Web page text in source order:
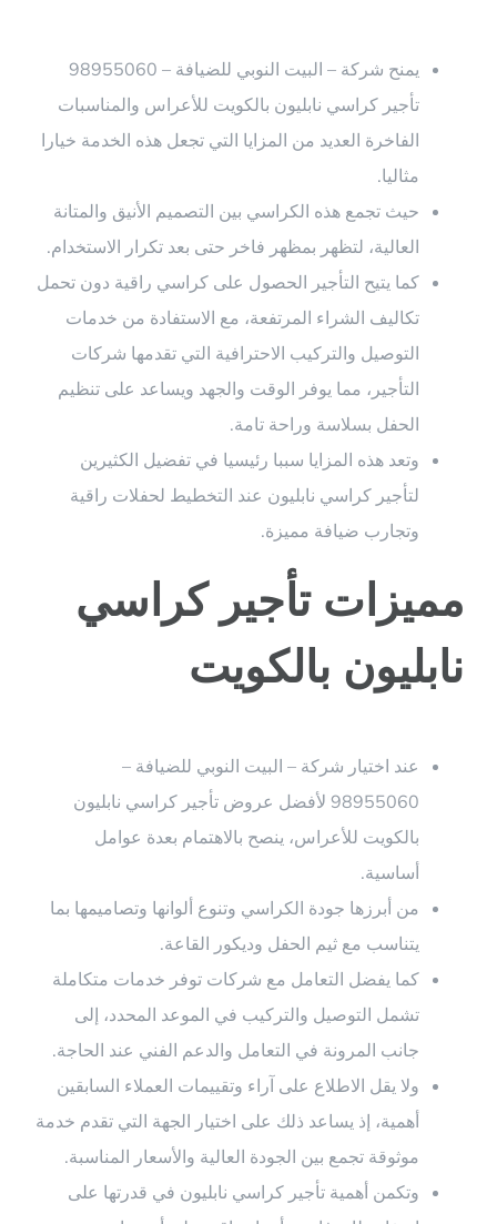
يمنح شركة – البيت النوبي للضيافة – 98955060
تأجير كراسي نابليون بالكويت للأعراس والمناسبات
الفاخرة العديد من المزايا التي تجعل هذه الخدمة خيارا
مثاليا.
حيث تجمع هذه الكراسي بين التصميم الأنيق والمتانة
العالية، لتظهر بمظهر فاخر حتى بعد تكرار الاستخدام.
كما يتيح التأجير الحصول على كراسي راقية دون تحمل
تكاليف الشراء المرتفعة، مع الاستفادة من خدمات
التوصيل والتركيب الاحترافية التي تقدمها شركات
التأجير، مما يوفر الوقت والجهد ويساعد على تنظيم
الحفل بسلاسة وراحة تامة.
وتعد هذه المزايا سببا رئيسيا في تفضيل الكثيرين
لتأجير كراسي نابليون عند التخطيط لحفلات راقية
وتجارب ضيافة مميزة.
مميزات تأجير كراسي
نابليون بالكويت
عند اختيار شركة – البيت النوبي للضيافة –
98955060 لأفضل عروض تأجير كراسي نابليون
بالكويت للأعراس، ينصح بالاهتمام بعدة عوامل
أساسية.
من أبرزها جودة الكراسي وتنوع ألوانها وتصاميمها بما
يتناسب مع ثيم الحفل وديكور القاعة.
كما يفضل التعامل مع شركات توفر خدمات متكاملة
تشمل التوصيل والتركيب في الموعد المحدد، إلى
جانب المرونة في التعامل والدعم الفني عند الحاجة.
ولا يقل الاطلاع على آراء وتقييمات العملاء السابقين
أهمية، إذ يساعد ذلك على اختيار الجهة التي تقدم خدمة
موثوقة تجمع بين الجودة العالية والأسعار المناسبة.
وتكمن أهمية تأجير كراسي نابليون في قدرتها على